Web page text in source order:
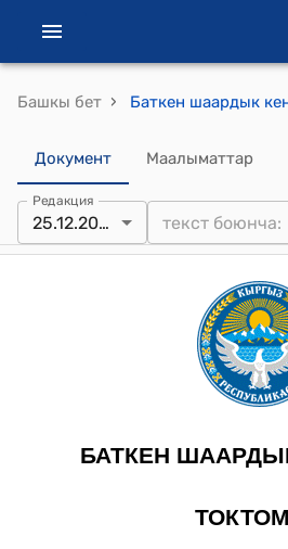
Башкы бет ›
Документ Маалыматтар
Редакция
25.12.2025